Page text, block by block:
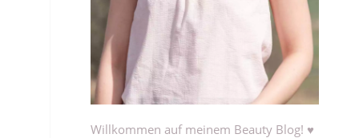
Willkommen auf meinem Beauty Blog! ♥